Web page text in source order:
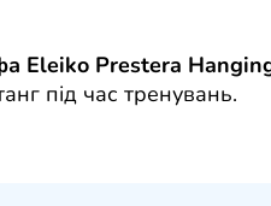
Eleiko Prestera
під час тренувань.